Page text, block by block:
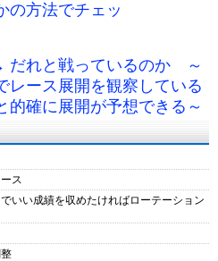
の方法でチェッ
だれと戦っているのか ～
レース展開を観察している
的確に展開が予想できる～
ス
いい成績を収めたければローテーション